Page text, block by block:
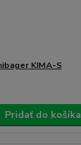
KIMA-S
Pridať do košíka